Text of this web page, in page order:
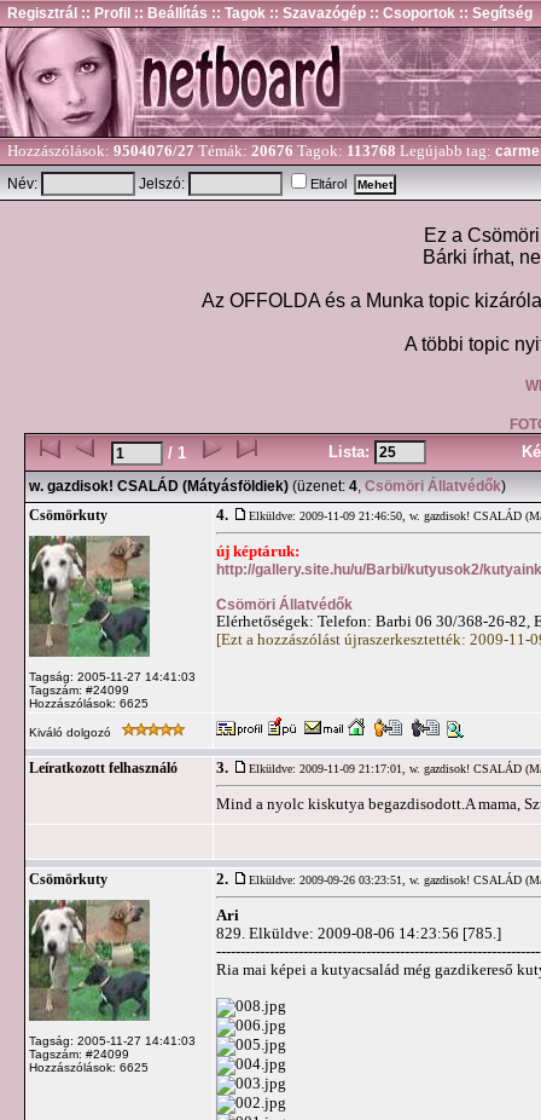
Regisztrál :: Profil :: Beállítás :: Tagok :: Szavazógép :: Csoportok :: Segítség
Hozzászólások: 9504076/27 Témák: 20676 Tagok: 113768 Legújabb tag:
Név:
Jelszó: Eltárol
Ez a
Bárki írhat,
Az OFFOLDA és a Munka topic
A többi topic
/ 1 Lista:
w. gazdisok! CSALÁD (Mátyásföldiek) (üzenet: 4, Csömöri Állatvédők)
Csömörkuty
Tagság: 2005-11-27 14:41:03
Tagszám: #24099
Hozzászólások: 6625
4. Elküldve: 2009-11-09 21:46:50, w. gazdisok! CSALÁD
új képtáruk:
http://gallery.site.hu/u/Barbi/kutyusok2/
Csömöri Állatvédők
Elérhetőségek: Telefon: Barbi 06 30/368-26-82,
[Ezt a hozzászólást újraszerkesztették: 2009-11-
Kiváló dolgozó
Leíratkozott felhasználó 3. Elküldve: 2009-11-09 21:17:01, w. gazdisok! CSALÁD
Mind a nyolc kiskutya begazdisodott.A mama,
Csömörkuty
Tagság: 2005-11-27 14:41:03
Tagszám: #24099
Hozzászólások: 6625
2. Elküldve: 2009-09-26 03:23:51, w. gazdisok! CSALÁD
Ari
829. Elküldve: 2009-08-06 14:23:56 [785.]
Ria mai képei a kutyacsalád még gazdikereső